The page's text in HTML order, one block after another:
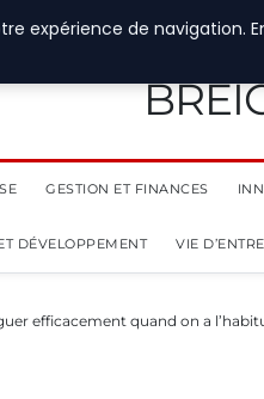
GESTION ET FINANCES
DÉVELOPPEMENT VIE
efficacement quand on a
expérience de navigation.